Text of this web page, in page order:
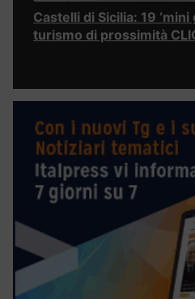
Castelli di Sicilia: 19
turismo di prossimità